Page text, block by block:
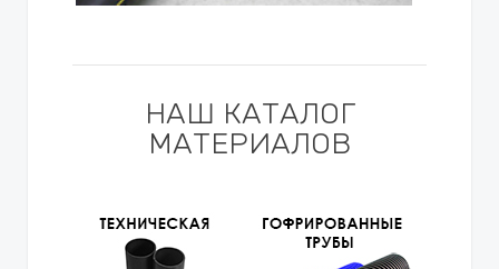
НАШ КАТАЛОГ
МАТЕРИАЛОВ